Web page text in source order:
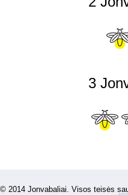
3
© 2014 Jonvabaliai. Visos teisės